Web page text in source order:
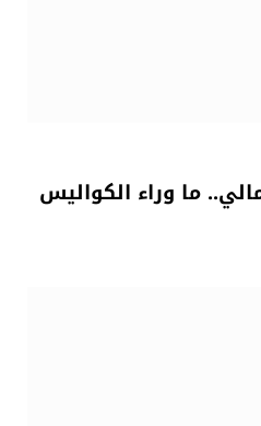
ما وراء الكواليس